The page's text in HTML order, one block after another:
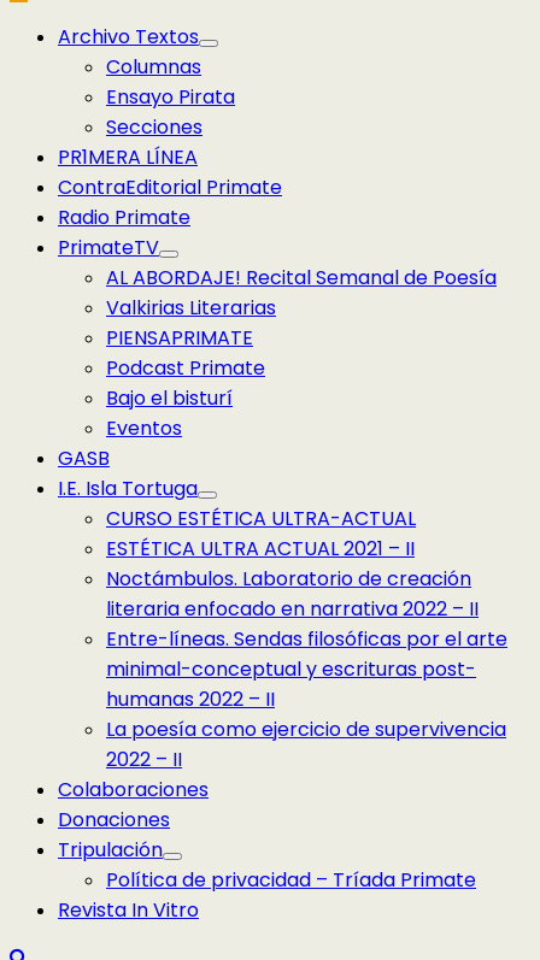
Menú Archivo Textos
Columnas
Ensayo Pirata
Secciones
PR1MERA LÍNEA
ContraEditorial Primate
Radio Primate
PrimateTV
AL ABORDAJE! Recital Semanal de Poesía
Valkirias Literarias
PIENSAPRIMATE
Podcast Primate
Bajo el bisturí
Eventos
GASB
I.E. Isla Tortuga
CURSO ESTÉTICA ULTRA-ACTUAL
ESTÉTICA ULTRA ACTUAL 2021 – II
Noctámbulos. Laboratorio de creación
literaria enfocado en narrativa 2022 – II
Entre-líneas. Sendas filosóficas por el arte
minimal-conceptual y escrituras post-
humanas 2022 – II
La poesía como ejercicio de supervivencia
2022 – II
Colaboraciones
Donaciones
Tripulación
Política de privacidad – Tríada Primate
Revista In Vitro